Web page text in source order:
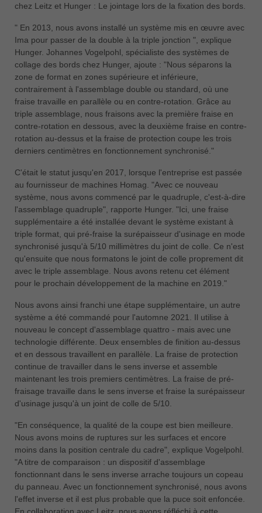
chez Leitz et Hunger : Le jointage lors de la fixation des bords.
" En 2013, nous avons installé un système mis en œuvre avec
Ima pour passer de la double à la triple jonction ", explique
Hunger. Johannes Vogelpohl, spécialiste des systèmes de
collage des bords chez Hunger, ajoute : "Nous séparons la
zone de format en zones supérieure et inférieure,
contrairement à l'assemblage double ou standard, où une
fraise travaille en parallèle ou en contre-rotation. Grâce au
triple assemblage, nous fraisons avec la première fraise en
contre-rotation en dessous, avec la deuxième fraise en contre-
rotation au-dessus et la fraise de protection coupe les trois
derniers centimètres en fonctionnement synchronisé."
C'était le statut jusqu'en 2017, lorsque l'entreprise est passée
au fournisseur de machines Homag. "Avec ce nouveau
système, nous avons commencé par le quadruple, c'est-à-dire
l'assemblage quadruple", rapporte Hunger. "Ici, une fraise
supplémentaire a été installée devant le système existant à
triple format, qui pré-fraise la surépaisseur d'usinage en mode
synchronisé jusqu'à 5/10 millimètres du joint de colle. Ce n'est
qu'ensuite que nous formatons le joint de colle proprement dit
avec le triple assemblage. Nous avons retenu cet élément
pour le prochain développement de la machine en 2019."
Nous avons ainsi franchi une étape supplémentaire, un autre
système a été commandé pour l'automne 2021. Il utilise à
nouveau le concept d'assemblage quattro - mais avec une
technologie différente. Deux ensembles de finition au-dessus
et en dessous travaillent en parallèle. La fraise de protection
continue de travailler dans le sens inverse et assemble
maintenant les trois premiers centimètres. La fraise de pré-
fraisage travaille dans le sens inverse et fraise la surépaisseur
d'usinage jusqu'à un joint de colle de 5/10.
"En conséquence, la qualité de la coupe est bien meilleure.
Nous avons moins de ruptures sur les surfaces et encore
moins dans la position centrale du cadre", explique Vogelpohl.
"A titre de comparaison : un dispositif d'assemblage
fonctionnant dans le sens inverse arrache toujours un copeau
du panneau. Avec un fonctionnement synchronisé, nous avons
l'effet inverse et il est plus probable que la puce soit enfoncée.
En collaboration avec Leitz, nous avons réfléchi à cette